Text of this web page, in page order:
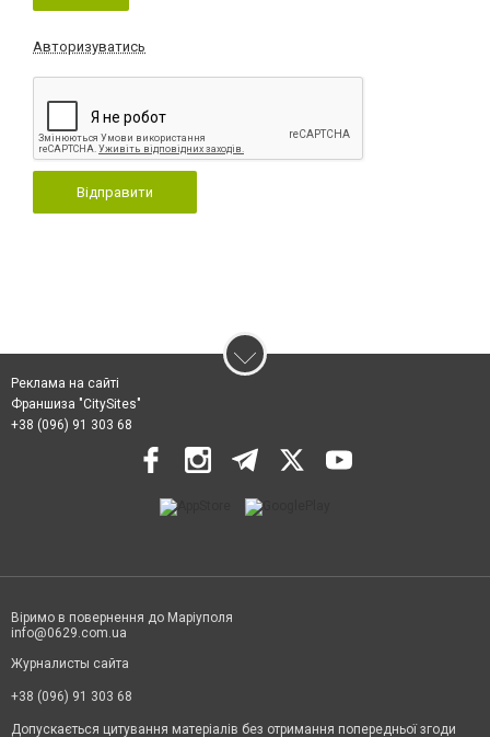
Авторизуватись
Відправити
Реклама на сайті
Франшиза "CitySites"
+38 (096) 91 303 68
Віримо в повернення до Маріуполя
info@0629.com.ua
Журналисты сайта
+38 (096) 91 303 68
Допускається цитування матеріалів без отримання попередньої згоди